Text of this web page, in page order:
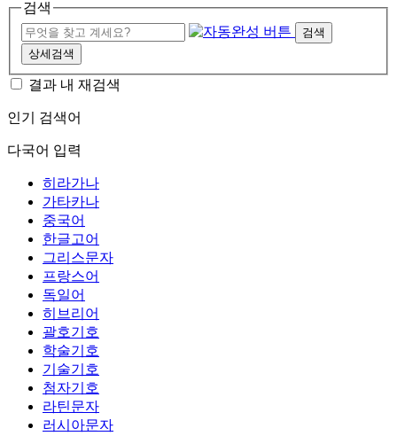
검색
검색
상세검색
결과 내 재검색
인기 검색어
다국어 입력
히라가나
가타카나
중국어
한글고어
그리스문자
프랑스어
독일어
히브리어
괄호기호
학술기호
기술기호
첨자기호
라틴문자
러시아문자